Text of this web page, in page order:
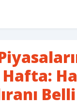
Hafta: